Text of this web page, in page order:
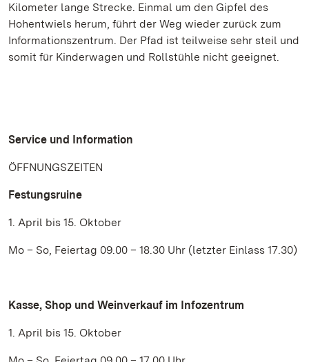
Kilometer lange Strecke. Einmal um den Gipfel des
Hohentwiels herum, führt der Weg wieder zurück zum
Informationszentrum. Der Pfad ist teilweise sehr steil und
somit für Kinderwagen und Rollstühle nicht geeignet.
Service und Information
ÖFFNUNGSZEITEN
Festungsruine
1. April bis 15. Oktober
Mo – So, Feiertag 09.00 – 18.30 Uhr (letzter Einlass 17.30)
Kasse, Shop und Weinverkauf im Infozentrum
1. April bis 15. Oktober